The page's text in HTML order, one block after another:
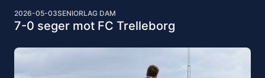
2026-05-03SENIORLAG DAM
7-0 seger mot FC Trelleborg